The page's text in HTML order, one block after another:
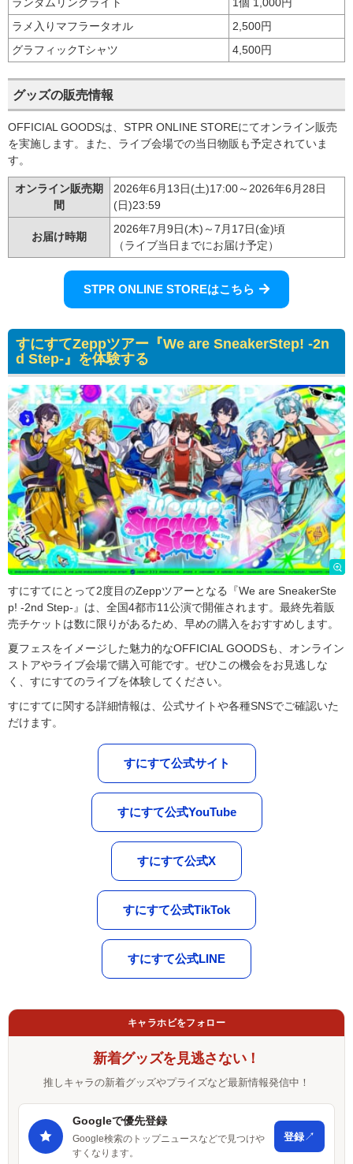
ラメ入りマフラータオル
2,500円
グラフィックTシャツ
4,500円
グッズの販売情報
OFFICIAL GOODSは、STPR ONLINE STOREにてオンライン販売
を実施します。また、ライブ会場での当日物販も予定されていま
す。
オンライン販売期
間
2026年6月13日(土)17:00～2026年6月28日
(日)23:59
お届け時期
2026年7月9日(木)～7月17日(金)頃
（ライブ当日までにお届け予定）
STPR ONLINE STOREはこちら
すにすてZeppツアー『We are SneakerStep! -2n
d Step-』を体験する
すにすてにとって2度目のZeppツアーとなる『We are SneakerSte
p! -2nd Step-』は、全国4都市11公演で開催されます。最終先着販
売チケットは数に限りがあるため、早めの購入をおすすめします。
夏フェスをイメージした魅力的なOFFICIAL GOODSも、オンライン
ストアやライブ会場で購入可能です。ぜひこの機会をお見逃しな
く、すにすてのライブを体験してください。
すにすてに関する詳細情報は、公式サイトや各種SNSでご確認いた
だけます。
すにすて公式サイト
すにすて公式YouTube
すにすて公式X
すにすて公式TikTok
すにすて公式LINE
キャラホビをフォロー
新着グッズを見逃さない！
推しキャラの新着グッズやプライズなど最新情報発信中！
Googleで優先登録
Google検索のトップニュースなどで見つけや
すくなります。
登録↗